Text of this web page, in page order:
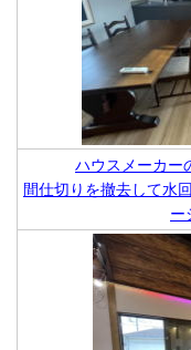
ハウスメーカー
間仕切りを撤去して水
ー